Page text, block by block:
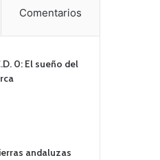
Comentarios
0: El sueño del
andaluzas